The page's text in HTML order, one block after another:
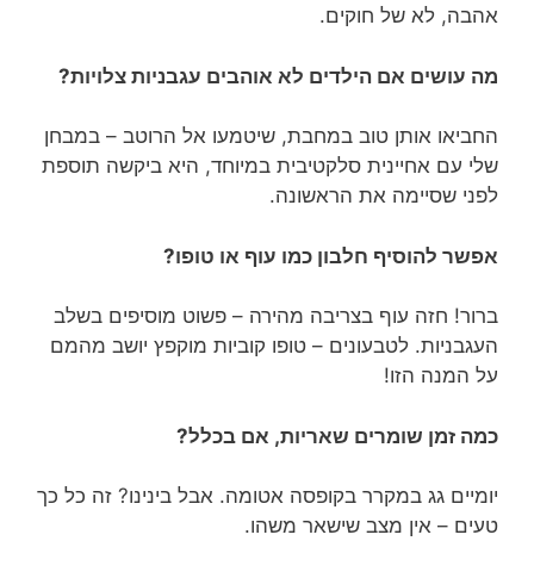
אהבה, לא של חוקים.
מה עושים אם הילדים לא אוהבים עגבניות צלויות?
החביאו אותן טוב במחבת, שיטמעו אל הרוטב – במבחן
שלי עם אחיינית סלקטיבית במיוחד, היא ביקשה תוספת
לפני שסיימה את הראשונה.
אפשר להוסיף חלבון כמו עוף או טופו?
ברור! חזה עוף בצריבה מהירה – פשוט מוסיפים בשלב
העגבניות. לטבעונים – טופו קוביות מוקפץ יושב מהמם
על המנה הזו!
כמה זמן שומרים שאריות, אם בכלל?
יומיים גג במקרר בקופסה אטומה. אבל בינינו? זה כל כך
טעים – אין מצב שישאר משהו.